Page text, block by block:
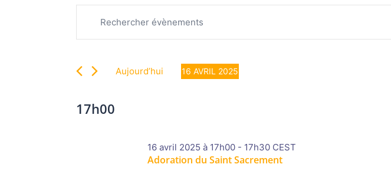
Évènements
for
16
avril
Recherche
navigation
vues
Évènements
mot-
Aujourd’hui 16 AVRIL 2025
17h00
Adoration du Saint Sacrement
16 avril 2025 à 17h00- 17h30 CEST